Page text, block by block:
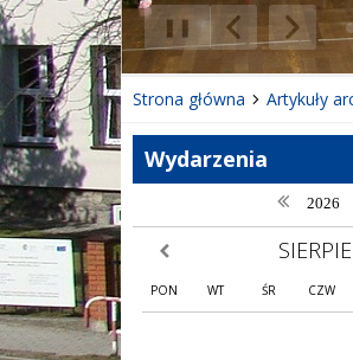
Poprzedni
❚❚
Strona główna Artykuły
Wydarzenia
2026
poprzedni miesiąc
PON WT ŚR CZW